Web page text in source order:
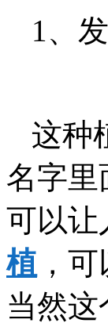
1、
这种
名字里
可以让
植 ，
当然